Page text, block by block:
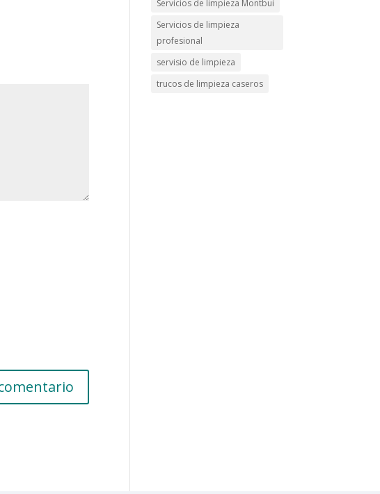
Servicios de limpieza Montbui
Servicios de limpieza
profesional
servisio de limpieza
trucos de limpieza caseros